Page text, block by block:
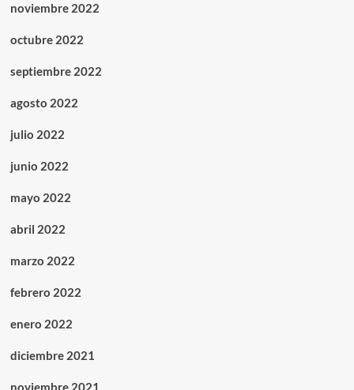
noviembre 2022
octubre 2022
septiembre 2022
agosto 2022
julio 2022
junio 2022
mayo 2022
abril 2022
marzo 2022
febrero 2022
enero 2022
diciembre 2021
noviembre 2021